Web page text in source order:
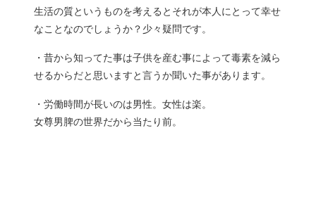
生活の質というものを考えるとそれが本人にとって幸せ
なことなのでしょうか？少々疑問です。
・昔から知ってた事は子供を産む事によって毒素を減ら
せるからだと思いますと言うか聞いた事があります。
・労働時間が長いのは男性。女性は楽。
女尊男脾の世界だから当たり前。